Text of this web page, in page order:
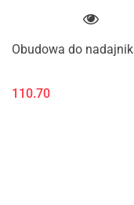
Obudowa do
110.70